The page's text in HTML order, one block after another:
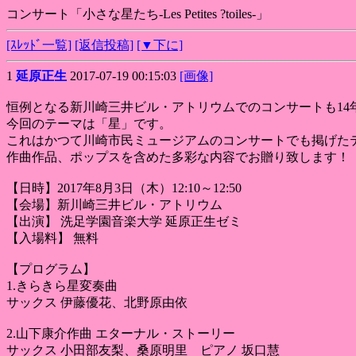
コンサート「小さな星たち-Les Petites ?toiles-」
[ｽﾚｯﾄﾞ一覧] [返信投稿] [▼下に]
1 延原正生 2017-07-19 00:15:03 [画像]
恒例となる新川崎三井ビル・アトリウムでのコンサートも14
今回のテーマは「星」です。
これはかつて川崎市民ミュージアムのコンサートでも掲げた
作曲作品、ポップスを含めた多彩な内容でお贈り致します！
【日時】2017年8月3日（木）12:10～12:50
【会場】新川崎三井ビル・アトリウム
【出演】 洗足学園音楽大学 延原正生ゼミ
【入場料】 無料
【プログラム】
1.きらきら星変奏曲
サックス 伊藤優花、北野原由依
2.山下康介作曲 エターナル・ストーリー
サックス 小田部友梨、桑原明里 ピアノ 坂口慧